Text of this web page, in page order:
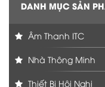
DANH MỤC SẢN
Âm Thanh ITC
Nhà Thông Minh
Thiết Bị Hôị Nghị